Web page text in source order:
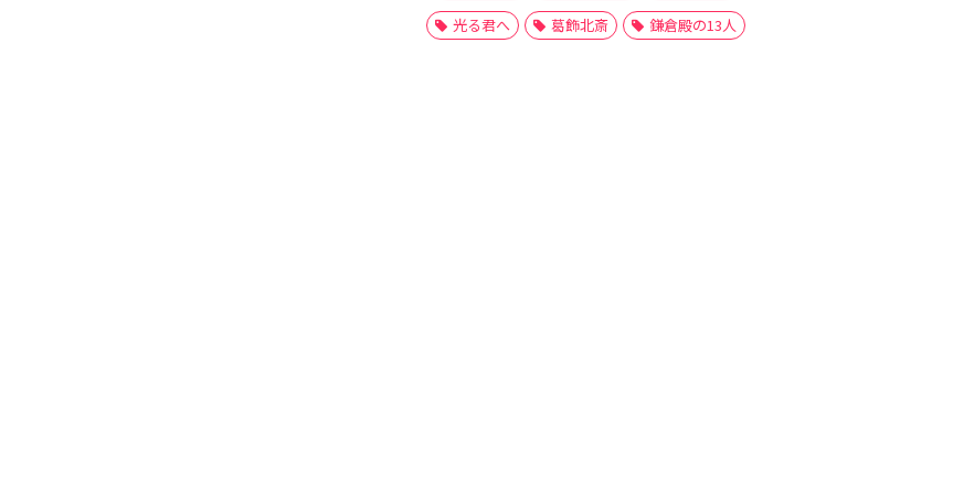
光る君へ
葛飾北斎 鎌倉殿の13人